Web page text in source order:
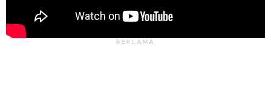
REKLAMA